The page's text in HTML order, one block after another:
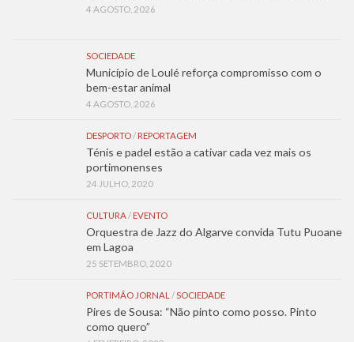
4 AGOSTO, 2026
SOCIEDADE
Município de Loulé reforça compromisso com o
bem-estar animal
4 AGOSTO, 2026
DESPORTO/ REPORTAGEM
Ténis e padel estão a cativar cada vez mais os
portimonenses
24 JULHO, 2020
CULTURA/ EVENTO
Orquestra de Jazz do Algarve convida Tutu Puoane
em Lagoa
25 SETEMBRO, 2020
PORTIMÃO JORNAL /SOCIEDADE
Pires de Sousa: “Não pinto como posso. Pinto
como quero”